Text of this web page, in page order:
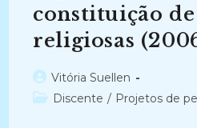
constituição
religiosas
Autor
do
Vitória Suellen
Categoria
Discente / Projetos de